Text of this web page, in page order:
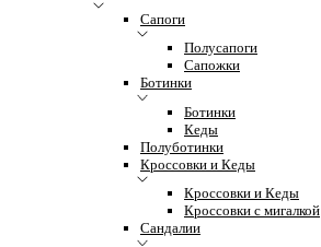
Сапоги
Полусапоги
Сапожки
Ботинки
Ботинки
Кеды
Полуботинки
Кроссовки и Кеды
Кроссовки и Кеды
Кроссовки с мигалкой
Сандалии